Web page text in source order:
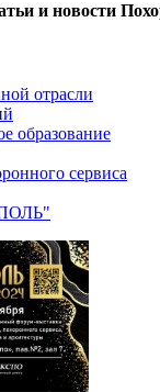
и новости
отрасли
образование
сервиса